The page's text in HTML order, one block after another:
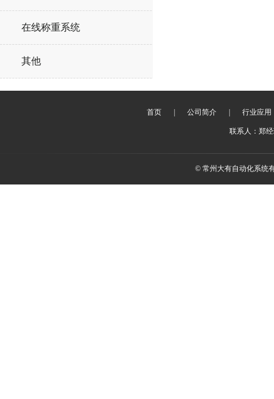
在线称重系统
其他
首页 公司简介 行业应用
联系人：郑
© 常州大有自动化系统